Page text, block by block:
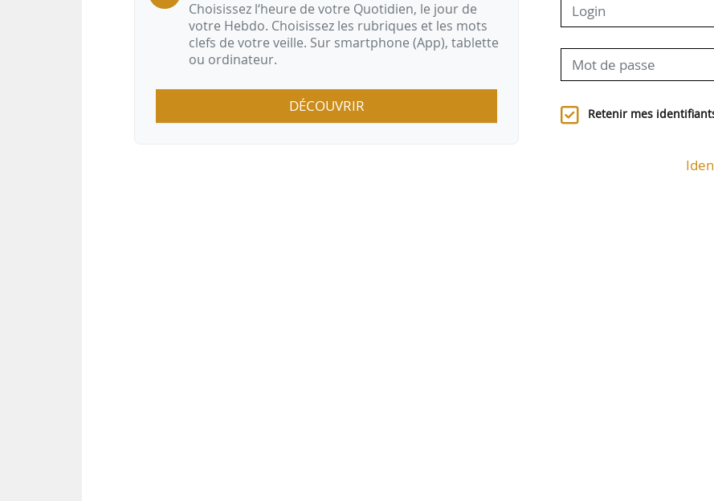
Choisissez l‘heure de votre Quotidien, le jour de
votre Hebdo. Choisissez les rubriques et les mots
clefs de votre veille. Sur smartphone (App), tablette
ou ordinateur.
DÉCOUVRIR Retenir mes